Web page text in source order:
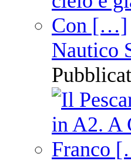
Nautico